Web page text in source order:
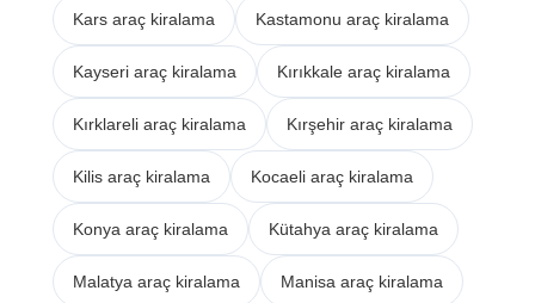
Kars araç kiralama Kastamonu araç kiralama
Kayseri araç kiralama Kırıkkale araç kiralama
Kırklareli araç kiralama Kırşehir araç kiralama
Kilis araç kiralama Kocaeli araç kiralama
Konya araç kiralama Kütahya araç kiralama
Malatya araç kiralama Manisa araç kiralama